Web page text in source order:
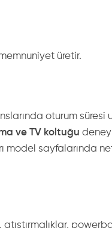
üretir.
oturum süresi
ve TV koltuğu
model sayfalarında